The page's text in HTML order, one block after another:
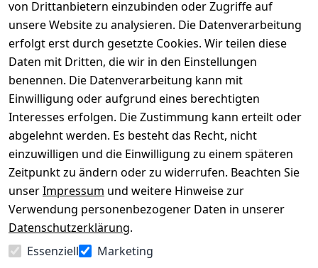
von Drittanbietern einzubinden oder Zugriffe auf
unsere Website zu analysieren. Die Datenverarbeitung
erfolgt erst durch gesetzte Cookies. Wir teilen diese
Daten mit Dritten, die wir in den Einstellungen
benennen. Die Datenverarbeitung kann mit
Einwilligung oder aufgrund eines berechtigten
Interesses erfolgen. Die Zustimmung kann erteilt oder
abgelehnt werden. Es besteht das Recht, nicht
einzuwilligen und die Einwilligung zu einem späteren
Zeitpunkt zu ändern oder zu widerrufen. Beachten Sie
unserImpressum und weitere Hinweise zur
Verwendung personenbezogener Daten in unserer
Datenschutzerklärung.
Essenziell
Marketing
Rechtliches
AGB
Impressum
Datenschutze
rklärung
Barrierefreihe
itserklärung
Widerrufsrec
ht
Über uns
Kontakt
Registrieren
Kataloge zum
Download
Pflege &
Kundendienst
Kiefermöbel
Hilfe
Wir
versenden
mit
Zahle
bequem per
Vertrag
widerrufen